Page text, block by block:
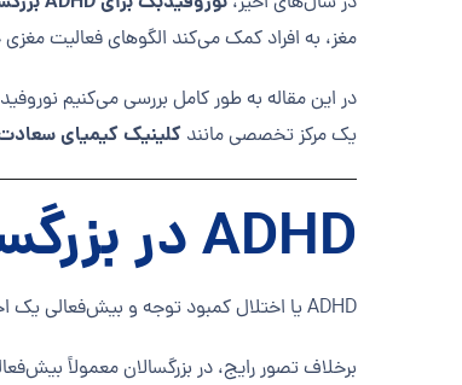
مغز، به افراد کمک می‌کند الگوهای فعالیت مغزی
یک مرکز تخصصی مانند کلینیک کیمیای
ADHD در بزرگسالان چیست؟
ADHD یا اختلال کمبود توجه و بیش‌فعالی یک اختلال عصب‌رشدی است که بر عملکرد بخش‌هایی از مغز، به‌ویژه نواحی مسئول توجه، برنامه‌ریزی، کنترل هیجان و تصمیم‌گیری اثر می‌گذارد.
برخلاف تصور رایج، در بزرگسالان معمولاً